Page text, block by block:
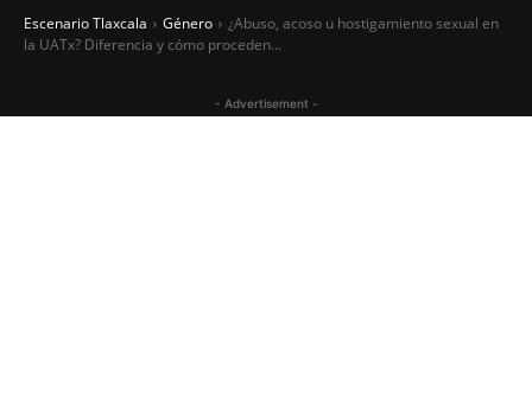
Escenario Tlaxcala Género
¿Abuso, acoso u hostigamiento sexual en
la UATx? Diferencia y cómo proceden...
- Advertisement -